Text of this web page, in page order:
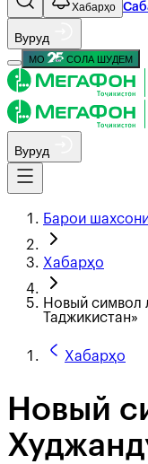
Хабарҳо
Вуруд
МО СОЛА ШУДЕМ
Вуруд
Барои
Хабарҳо
Новый символ
Таджикистан»
Хабарҳо
Новый